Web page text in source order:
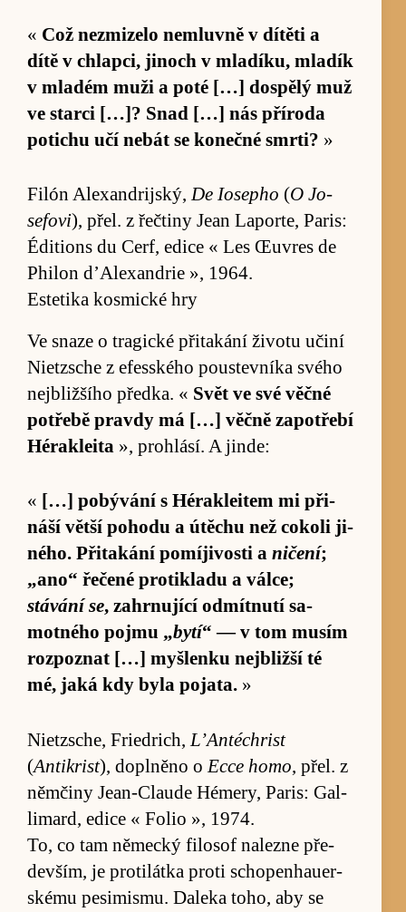
« Což ne­zmizelo ne­mluvně v dí­těti a
dítě v chlap­ci, ji­noch v mla­díku, mla­dík
v mla­dém muži a poté […] do­spělý muž
ve starci […]? Snad […] nás pří­roda
po­ti­chu učí ne­bát se ko­nečné smr­ti? »
Fi­lón Ale­xan­drij­ský,De Io­sepho (O Jo­
sefovi), přel. z řečtiny Jean Lapor­te, Pa­ris:
Édi­ti­ons du Cerf, edice « Les Œuvres de
Phi­lon d’Alexan­drie », 1964.
Estetika kosmické hry
Ve snaze o tra­gické při­ta­kání životu učiní
Ni­e­tz­sche z efe­s­ského pous­tevníka svého
nej­bližšího předka. « Svět ve své věčné
po­třebě pravdy má […] věčně za­po­třebí
Héra­kleita », pro­hlá­sí. A jin­de:
« […] po­bývání s Héra­klei­tem mi při­
náší větší po­hodu a útě­chu než cokoli ji­
ného. Při­ta­kání po­mí­jivosti a ničení;
„ano“ ře­čené pro­ti­kladu a vál­ce;
stávání se, za­hrnu­jící od­mítnutí sa­
motného pojmu „bytí“ — v tom mu­sím
roz­po­znat […] myš­lenku nej­bližší té
mé, jaká kdy byla po­ja­ta. »
Ni­e­tz­s­che, Fried­ri­ch,L’Antéchrist
(Antikrist), do­plněno oEcce homo, přel. z
něm­činy Je­an-C­laude Hé­me­ry, Pa­ris: Gal­
li­mard, edice « Fo­lio », 1974.
To, co tam ně­mecký fi­lo­sof nalezne pře­
devším, je pro­ti­látka proti schopenhauer­
skému pe­si­mis­mu. Daleka to­ho, aby se